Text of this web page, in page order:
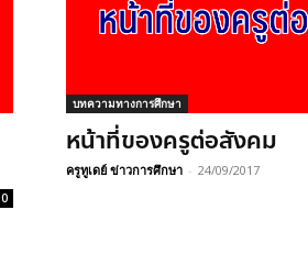
0
บทความทางการศึกษา
หน้าที่ของครูต่อสังคม
ครูทูเดย์ ข่าวการศึกษา - 24/09/2017